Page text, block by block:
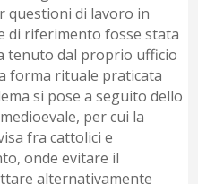
questioni di lavoro in
di riferimento fosse stata
tenuto dal proprio ufficio
forma rituale praticata
si pose a seguito dello
per cui la
fra cattolici e
onde evitare il
alternativamente